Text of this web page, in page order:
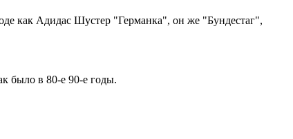
как Адидас Шустер "Германка", он же "Бундестаг",
было в 80-е 90-е годы.